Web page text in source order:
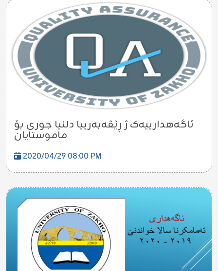
ئاگەهدارییەک ژ ڕێڤەبەرییا دلنیا جورى بۆ
ماموستایان
2020/04/29 08:00 PM